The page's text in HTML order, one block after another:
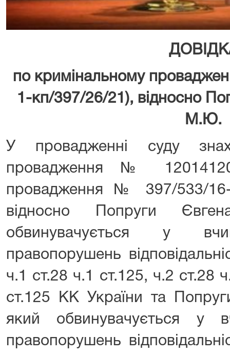
по кримінальному
1-кп/397/26/21), відносно
М.Ю.
У провадженні суду
провадження №
провадження № 397/533/
відносно Попруги
обвинувачується у
правопорушень
ч.1 ст.28 ч.1 ст.125, ч.2 ст.28
ст.125 КК України та
який обвинувачується у
правопорушень